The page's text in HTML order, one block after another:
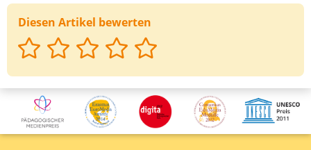
Diesen Artikel bewerten